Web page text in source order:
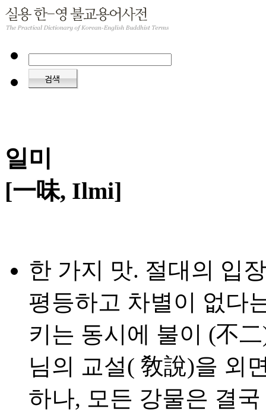
일미
[一味, Ilmi]
한 가지 맛. 절대의 입
평등하고 차별이 없다
키는 동시에 불이 (不
님의 교설( 敎說)을 외
하나, 모든 강물은 결